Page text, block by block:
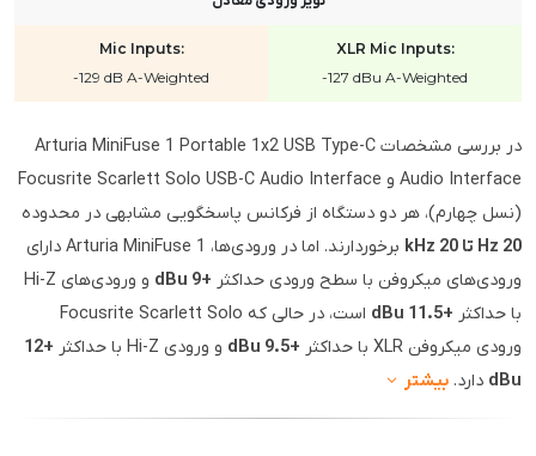
XLR Mic Inputs:
-127 dBu A-Weighted
Mic Inputs:
-129 dB A-Weighted
در بررسی مشخصات Arturia MiniFuse 1 Portable 1x2 USB Type-C
Audio Interface و Focusrite Scarlett Solo USB-C Audio Interface
(نسل چهارم)، هر دو دستگاه از فرکانس پاسخگویی مشابهی در محدوده
20 Hz تا 20 kHz
برخوردارند. اما در ورودی‌ها، Arturia MiniFuse 1 دارای
ورودی‌های میکروفن با سطح ورودی حداکثر +9 dBu
و ورودی‌های Hi-Z
با حداکثر +11.5 dBu
است، در حالی که Focusrite Scarlett Solo
ورودی میکروفن XLR با حداکثر
+9.5 dBu و ورودی Hi-Z با حداکثر
+12
dBu دارد. بیشتر